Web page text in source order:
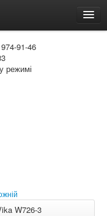
РОС
91-46
режимі
W726-3